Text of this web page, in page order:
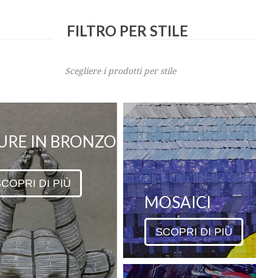
FILTRO PER STILE
Scegliere i prodotti per stile
IN BRONZO
DI PIÙ
MOSAICI
SCOPRI DI PIÙ